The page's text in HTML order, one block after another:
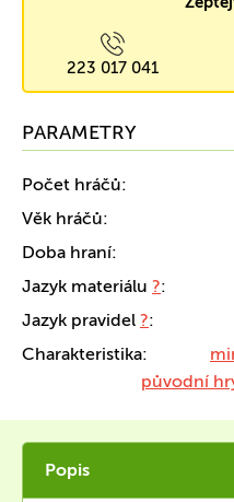
223 017 041
PARAMETRY
Počet hráčů:
Věk hráčů:
Doba hraní:
Jazyk materiálu ?:
Jazyk pravidel ?:
Charakteristika:
původní
Popis